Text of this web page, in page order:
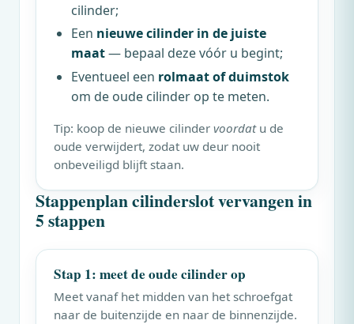
cilinder;
Een nieuwe cilinder in de juiste
maat— bepaal deze vóór u begint;
Eventueel een rolmaat of duimstok
om de oude cilinder op te meten.
Tip: koop de nieuwe cilinder voordatu de
oude verwijdert, zodat uw deur nooit
onbeveiligd blijft staan.
Stappenplan cilinderslot vervangen in
5 stappen
Stap 1: meet de oude cilinder op
Meet vanaf het midden van het schroefgat
naar de buitenzijde en naar de binnenzijde.